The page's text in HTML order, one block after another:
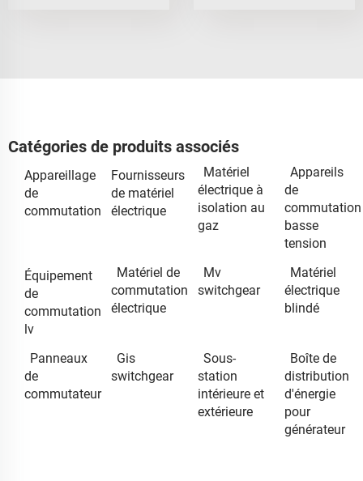
Catégories de produits associés
Appareillage
de
commutation
Fournisseurs
de matériel
électrique
Matériel
électrique à
isolation au
gaz
Appareils
de
commutation
basse
tension
Équipement
de
commutation
lv
Matériel de
commutation
électrique
Mv
switchgear
Matériel
électrique
blindé
Panneaux
de
commutateur
Gis
switchgear
Sous-
station
intérieure et
extérieure
Boîte de
distribution
d'énergie
pour
générateur